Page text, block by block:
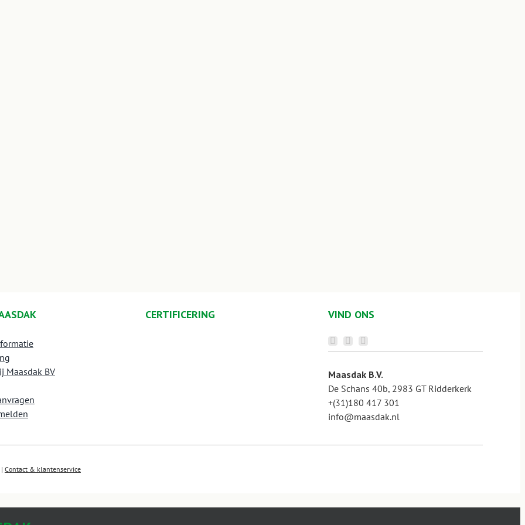
Maasdak BV
CERTIFICERING VIND ONS
Maasdak B.V.
De Schans 40b, 2983 GT Ridderkerk
+(31)180 417 301
info@maasdak.nl
| Contact & klantenservice